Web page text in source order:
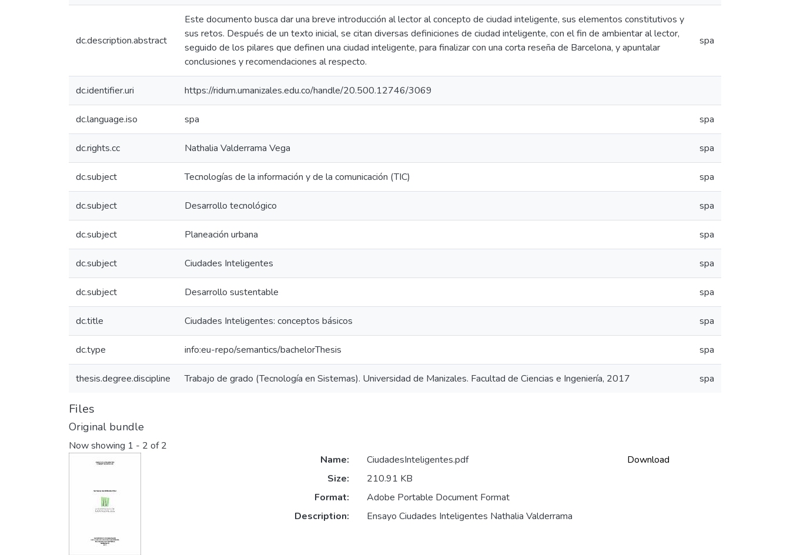
dc.description.abstract
Este documento busca dar una breve introducción al lector al concepto de ciudad inteligente, sus elementos constitutivos y
sus retos. Después de un texto inicial, se citan diversas definiciones de ciudad inteligente, con el fin de ambientar al lector,
seguido de los pilares que definen una ciudad inteligente, para finalizar con una corta reseña de Barcelona, y apuntalar
conclusiones y recomendaciones al respecto.
spa
dc.identifier.uri https://ridum.umanizales.edu.co/handle/20.500.12746/3069
dc.language.iso spa spa
dc.rights.cc Nathalia Valderrama Vega spa
dc.subject Tecnologías de la información y de la comunicación (TIC) spa
dc.subject Desarrollo tecnológico spa
dc.subject Planeación urbana spa
dc.subject Ciudades Inteligentes spa
dc.subject Desarrollo sustentable spa
dc.title Ciudades Inteligentes: conceptos básicos spa
dc.type info:eu-repo/semantics/bachelorThesis spa
thesis.degree.discipline Trabajo de grado (Tecnología en Sistemas). Universidad de Manizales. Facultad de Ciencias e Ingeniería, 2017 spa
Files
Original bundle
Now showing 1 - 2 of 2
Name:
CiudadesInteligentes.pdf
Size:
210.91 KB
Format:
Adobe Portable Document Format
Description:
Ensayo Ciudades Inteligentes Nathalia Valderrama
Download